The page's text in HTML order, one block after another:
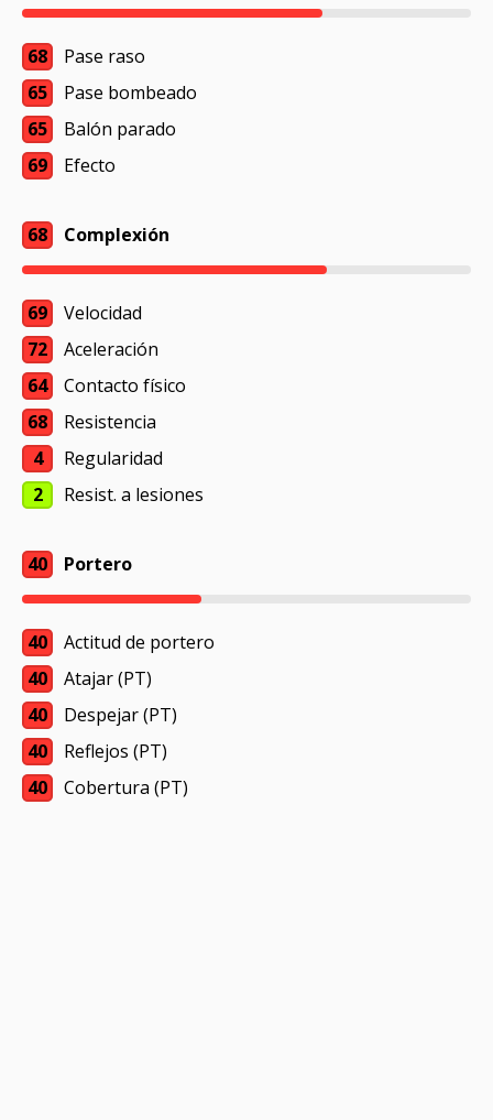
68
Pase raso
65
Pase bombeado
65
Balón parado
69
Efecto
68 Complexión
69
Velocidad
72
Aceleración
64
Contacto físico
68
Resistencia
4
Regularidad
2
Resist. a lesiones
40 Portero
40
Actitud de portero
40
Atajar (PT)
40
Despejar (PT)
40
Reflejos (PT)
40
Cobertura (PT)